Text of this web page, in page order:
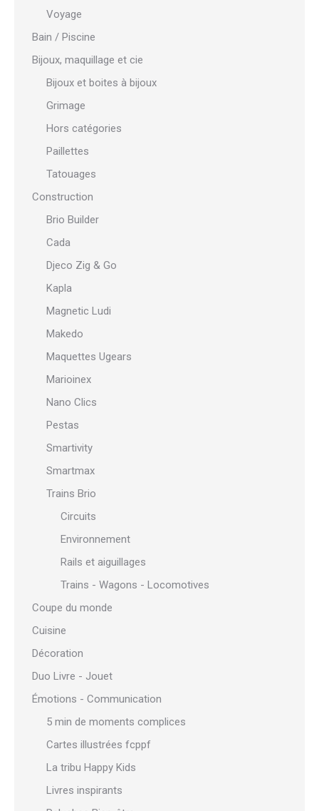
Voyage
Bain / Piscine
Bijoux, maquillage et cie
Bijoux et boites à bijoux
Grimage
Hors catégories
Paillettes
Tatouages
Construction
Brio Builder
Cada
Djeco Zig & Go
Kapla
Magnetic Ludi
Makedo
Maquettes Ugears
Marioinex
Nano Clics
Pestas
Smartivity
Smartmax
Trains Brio
Circuits
Environnement
Rails et aiguillages
Trains - Wagons - Locomotives
Coupe du monde
Cuisine
Décoration
Duo Livre - Jouet
Émotions - Communication
5 min de moments complices
Cartes illustrées fcppf
La tribu Happy Kids
Livres inspirants